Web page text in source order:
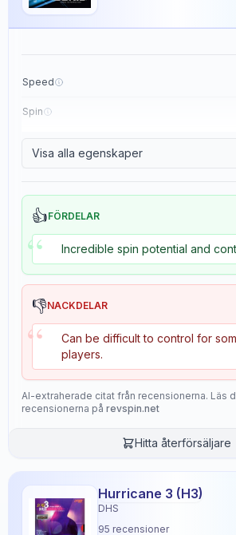
Speed
Spin
Visa alla egenskaper
👍FÖRDELAR
“ Incredible spin potential and
👎NACKDELAR
“
Can be difficult to control for
players.
AI-extraherade citat från recensionerna. Läs
recensionerna på revspin.net
Hitta återförsäljare
Hurricane 3 (H3)
DHS
95 recensioner